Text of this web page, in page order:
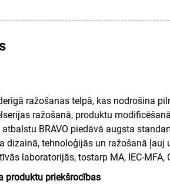
ražošanas telpā, kas nodrošina
ražošanā, produktu
BRAVO piedāvā augsta
dizainā, tehnoloģijās un ražošanā
laboratorijās, tostarp MA, IEC-MFA,
produktu priekšrocības